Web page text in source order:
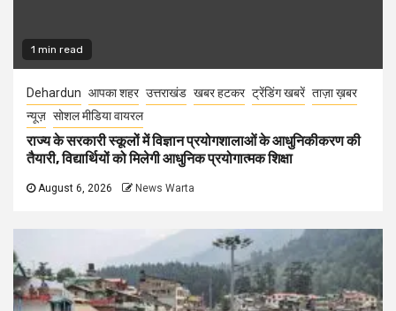
1 min read
Dehardun आपका शहर उत्तराखंड खबर हटकर ट्रेंडिंग खबरें ताज़ा ख़बर
न्यूज़ सोशल मीडिया वायरल
राज्य के सरकारी स्कूलों में विज्ञान प्रयोगशालाओं के आधुनिकीकरण की
तैयारी, विद्यार्थियों को मिलेगी आधुनिक प्रयोगात्मक शिक्षा
August 6, 2026 News Warta